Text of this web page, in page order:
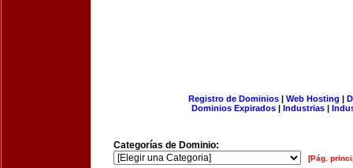
Registro de Dominios| Web Hosting |
Dominios Expirados | Industrias |
Categorías de Dominio:
[Pág.